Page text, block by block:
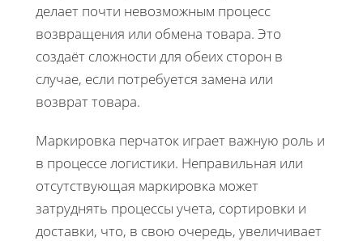
делает почти невозможным процесс
возвращения или обмена товара. Это
создаёт сложности для обеих сторон в
случае, если потребуется замена или
возврат товара.
Маркировка перчаток играет важную роль и
в процессе логистики. Неправильная или
отсутствующая маркировка может
затруднять процессы учета, сортировки и
доставки, что, в свою очередь, увеличивает